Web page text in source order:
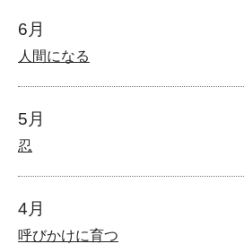
6月
人間になる
5月
忍
4月
呼びかけに育つ